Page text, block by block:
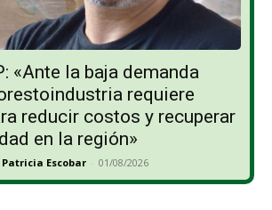
«Ante la baja demanda
requiere
reducir costos y recuperar
en la región»
Patricia Escobar - 01/08/2026